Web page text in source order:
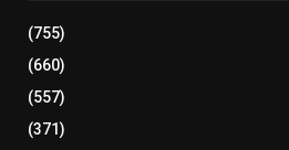
(755)
(660)
(557)
(371)